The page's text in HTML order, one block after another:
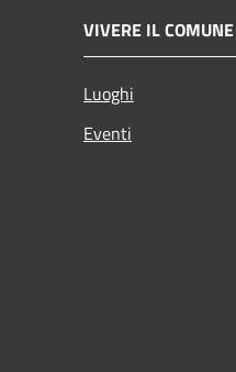
VIVERE IL COMUNE
Luoghi
Eventi